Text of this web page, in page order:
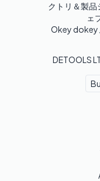
クトリ＆製
ェ
Okey dokey
DETOOLS